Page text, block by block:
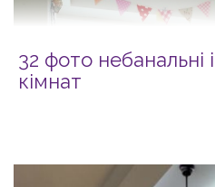
32 фото небанальні
кімнат